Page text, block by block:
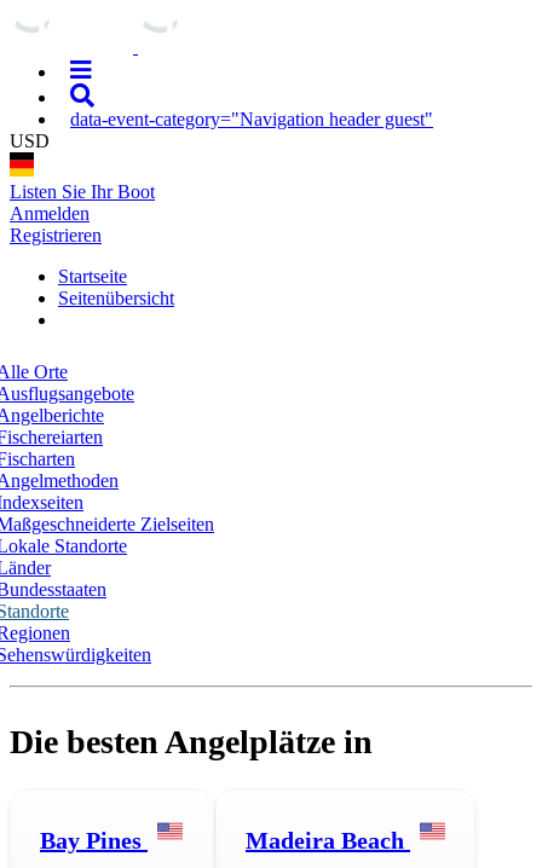
data-event-category="Navigation header guest"
USD
Listen Sie Ihr Boot
Anmelden
Registrieren
Startseite
Seitenübersicht
Orte
Zielseiten
Standorte
Die besten Angelplätze in
Bay Pines Madeira Beach